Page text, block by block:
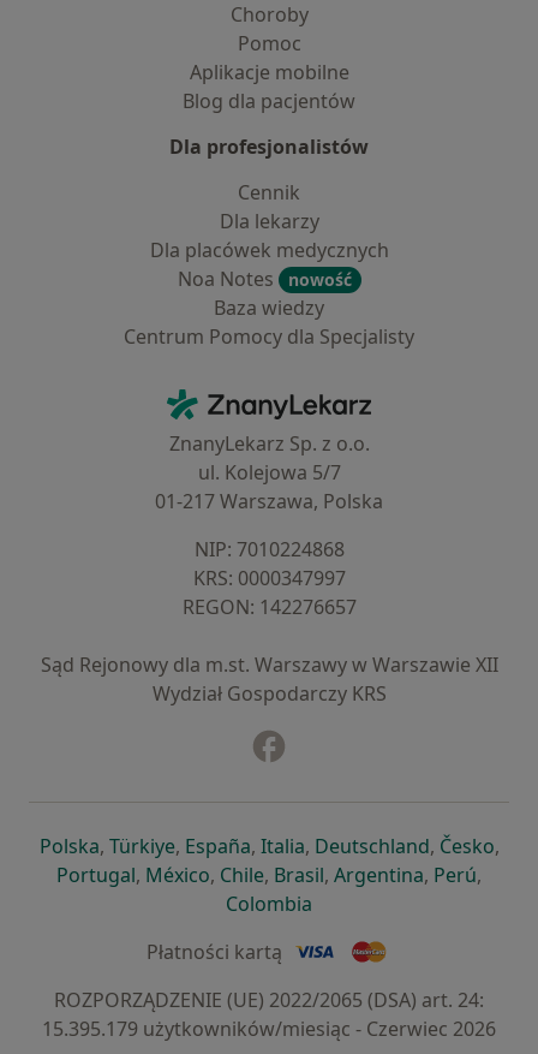
Choroby
Pomoc
Aplikacje mobilne
Blog dla pacjentów
Dla profesjonalistów
Cennik
Dla lekarzy
Dla placówek medycznych
Noa Notes
nowość
Baza wiedzy
Centrum Pomocy dla Specjalisty
ZnanyLekarz - Strona główna
ZnanyLekarz Sp. z o.o.
ul. Kolejowa 5/7
01-217 Warszawa, Polska
NIP: ⁠7010224868
KRS: ⁠0000347997
REGON: ⁠142276657
Sąd Rejonowy dla m.st. Warszawy w Warszawie XII
Wydział Gospodarczy KRS
Polskaotwiera się w nowej karcie
, Türkiyeotwiera się w nowej karcie
, Españaotwiera się w nowej karcie
, Italiaotwiera się w nowej
, Deutschlandotwiera się
, Česko,
Portugalotwiera się w nowej karcie
, Méxicootwiera się w nowej karcie
, Chileotwiera się w nowej karcie
, Brasilotwiera się w nowej
, Argentinaotwiera się
, Perú,
Colombia
Płatności kartą
ROZPORZĄDZENIE (UE) 2022/2065 (DSA) art. 24:
15.395.179 użytkowników/miesiąc - Czerwiec 2026